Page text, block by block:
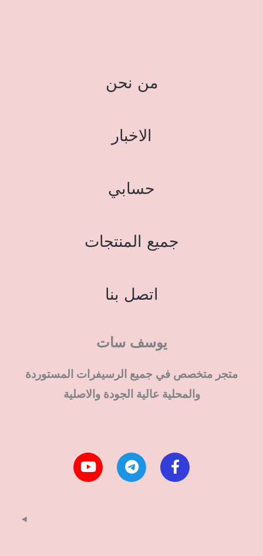
من نحن
الاخبار
حسابي
جميع المنتجات
اتصل بنا
يوسف سات
متجر متخصص في جميع الرسيفرات المستوردة
والمحلية عالية الجودة والاصلية